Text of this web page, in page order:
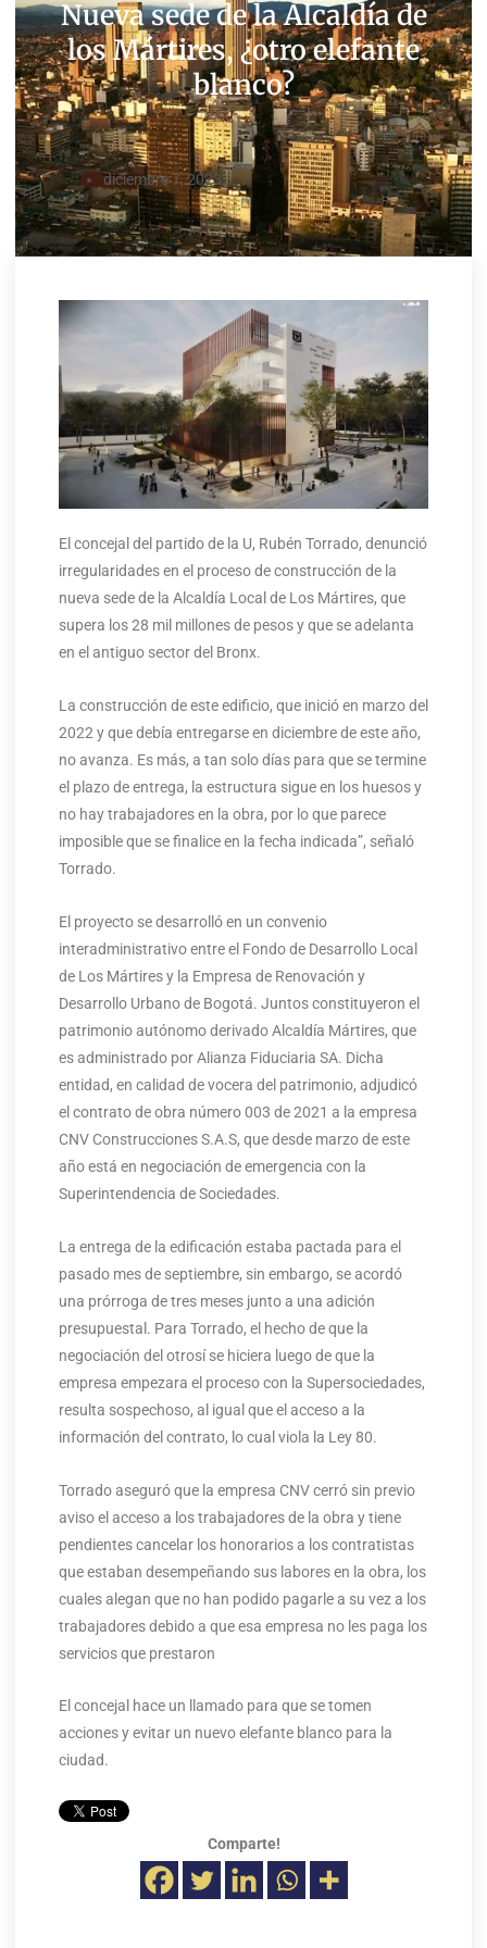
Nueva sede de la Alcaldía de
los Mártires, ¿otro elefante
blanco?
diciembre 7, 2023
El concejal del partido de la U, Rubén Torrado, denunció
irregularidades en el proceso de construcción de la
nueva sede de la Alcaldía Local de Los Mártires, que
supera los 28 mil millones de pesos y que se adelanta
en el antiguo sector del Bronx.
La construcción de este edificio, que inició en marzo del
2022 y que debía entregarse en diciembre de este año,
no avanza. Es más, a tan solo días para que se termine
el plazo de entrega, la estructura sigue en los huesos y
no hay trabajadores en la obra, por lo que parece
imposible que se finalice en la fecha indicada”, señaló
Torrado.
El proyecto se desarrolló en un convenio
interadministrativo entre el Fondo de Desarrollo Local
de Los Mártires y la Empresa de Renovación y
Desarrollo Urbano de Bogotá. Juntos constituyeron el
patrimonio autónomo derivado Alcaldía Mártires, que
es administrado por Alianza Fiduciaria SA. Dicha
entidad, en calidad de vocera del patrimonio, adjudicó
el contrato de obra número 003 de 2021 a la empresa
CNV Construcciones S.A.S, que desde marzo de este
año está en negociación de emergencia con la
Superintendencia de Sociedades.
La entrega de la edificación estaba pactada para el
pasado mes de septiembre, sin embargo, se acordó
una prórroga de tres meses junto a una adición
presupuestal. Para Torrado, el hecho de que la
negociación del otrosí se hiciera luego de que la
empresa empezara el proceso con la Supersociedades,
resulta sospechoso, al igual que el acceso a la
información del contrato, lo cual viola la Ley 80.
Torrado aseguró que la empresa CNV cerró sin previo
aviso el acceso a los trabajadores de la obra y tiene
pendientes cancelar los honorarios a los contratistas
que estaban desempeñando sus labores en la obra, los
cuales alegan que no han podido pagarle a su vez a los
trabajadores debido a que esa empresa no les paga los
servicios que prestaron
El concejal hace un llamado para que se tomen
acciones y evitar un nuevo elefante blanco para la
ciudad.
Comparte!